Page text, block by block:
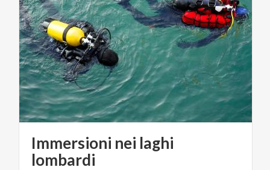
Immersioni nei laghi
lombardi